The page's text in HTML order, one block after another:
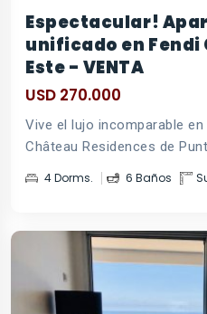
Espectacular!
unificado en Fendi
Este - VENTA
USD 270.000
Vive el lujo incomparable
Château Residences de
4 Dorms. 6 Baños